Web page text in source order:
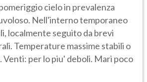
cielo in prevalenza
Nell'interno temporaneo
localmente seguito da brevi
Temperature massime stabili o
Venti: per lo piu' deboli. Mari poco